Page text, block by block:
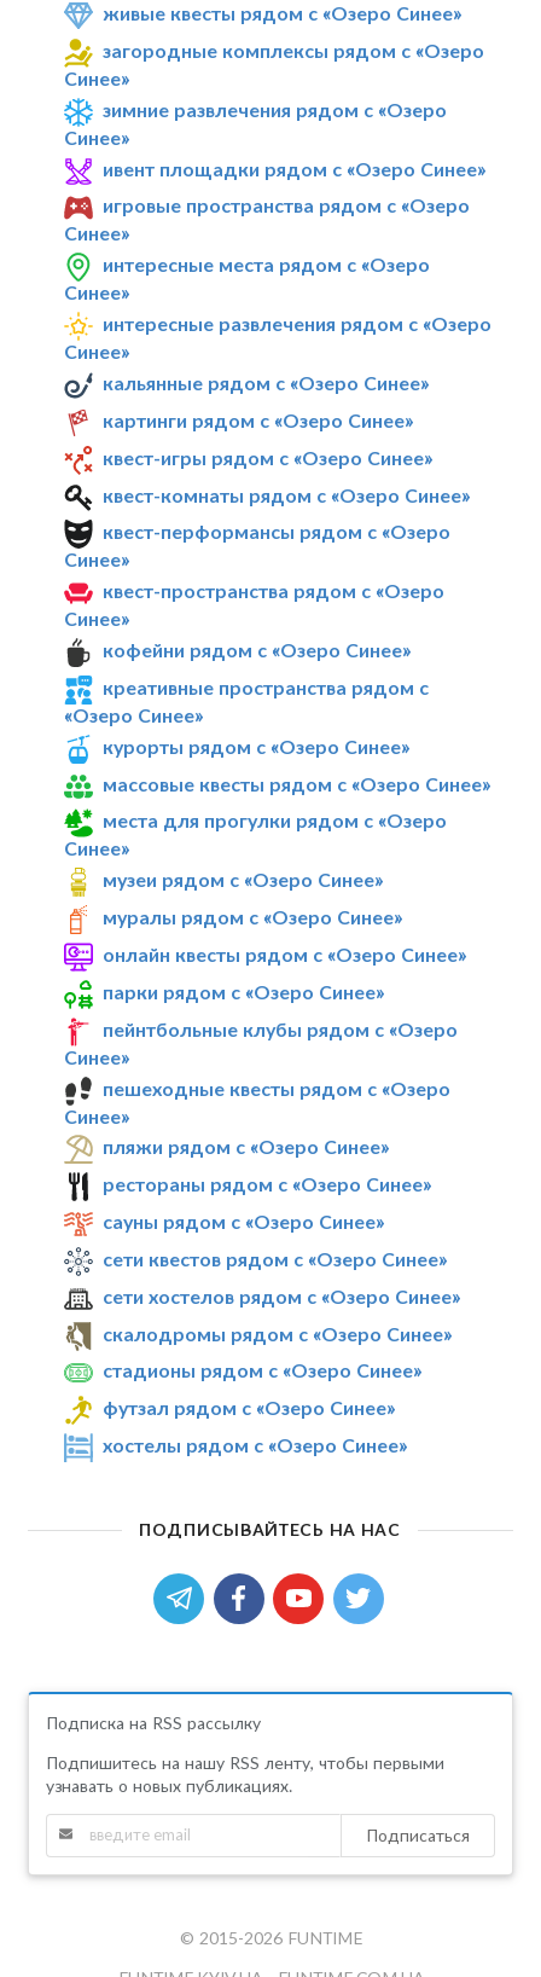
живые квесты рядом с «Озеро Синее»
загородные комплексы рядом с «Озеро
Синее»
зимние развлечения рядом с «Озеро
Синее»
ивент площадки рядом с «Озеро Синее»
игровые пространства рядом с «Озеро
Синее»
интересные места рядом с «Озеро
Синее»
интересные развлечения рядом с «Озеро
Синее»
кальянные рядом с «Озеро Синее»
картинги рядом с «Озеро Синее»
квест-игры рядом с «Озеро Синее»
квест-комнаты рядом с «Озеро Синее»
квест-перформансы рядом с «Озеро
Синее»
квест-пространства рядом с «Озеро
Синее»
кофейни рядом с «Озеро Синее»
креативные пространства рядом с
«Озеро Синее»
курорты рядом с «Озеро Синее»
массовые квесты рядом с «Озеро Синее»
места для прогулки рядом с «Озеро
Синее»
музеи рядом с «Озеро Синее»
муралы рядом с «Озеро Синее»
онлайн квесты рядом с «Озеро Синее»
парки рядом с «Озеро Синее»
пейнтбольные клубы рядом с «Озеро
Синее»
пешеходные квесты рядом с «Озеро
Синее»
пляжи рядом с «Озеро Синее»
рестораны рядом с «Озеро Синее»
сауны рядом с «Озеро Синее»
сети квестов рядом с «Озеро Синее»
сети хостелов рядом с «Озеро Синее»
скалодромы рядом с «Озеро Синее»
стадионы рядом с «Озеро Синее»
футзал рядом с «Озеро Синее»
хостелы рядом с «Озеро Синее»
ПОДПИСЫВАЙТЕСЬ НА НАС
Подписка на RSS рассылку
Подпишитесь на нашу RSS ленту, чтобы первыми
узнавать о новых публикациях.
Подписаться
© 2015-2026 FUNTIME